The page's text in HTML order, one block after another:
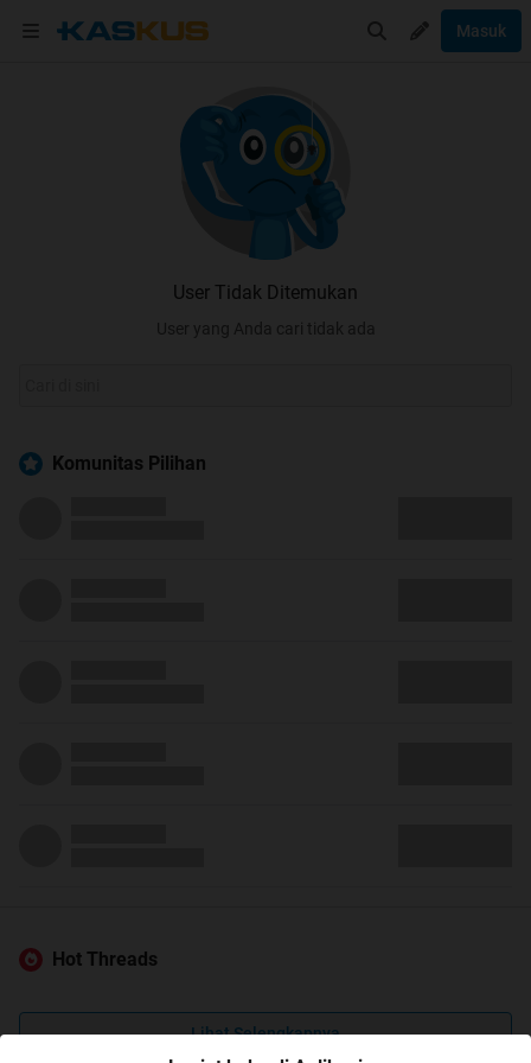
Masuk
User Tidak Ditemukan
User yang Anda cari tidak ada
Komunitas Pilihan
Hot Threads
Lihat Selengkapnya